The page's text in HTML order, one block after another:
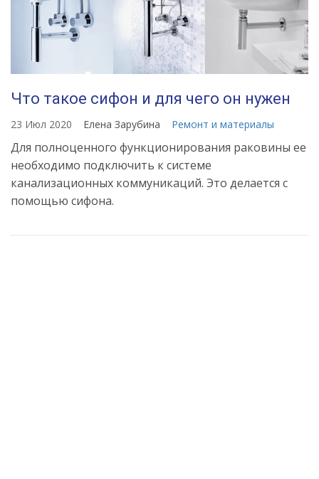
Что такое сифон и для чего он нужен
23 Июл 2020 Елена Зарубина Ремонт и материалы
Для полноценного функционирования раковины ее
необходимо подключить к системе
канализационных коммуникаций. Это делается с
помощью сифона.